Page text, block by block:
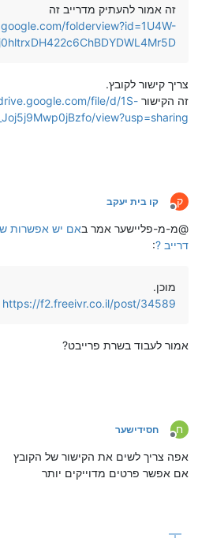
זה אמור להעתיק מדרייב זה
folderview?id=1U4W-
צריך קישור לקובץ.
זה הקישור file/d/1S-
view?usp=sharing
ק
מנותק
קו בית יעקב
@מ-מ-פליישער אמר באם יש אפשרות
דרייב ?:
מוכן.
https://f2.freeivr.co.il/post/34589
אמור לעבוד בשרת פרייבט?
ח
מנותק
חסידישער
אפה צריך לשים את הקישור של הקובץ
אם אפשר פרטים מדוייקים יותר